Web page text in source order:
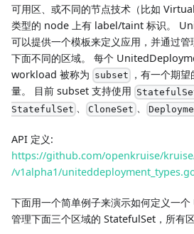
可用区、或不同的节点技术（比如
类型的 node 上有 label/taint 标识。
可以提供一个模板来定义应用，并通过
下面不同的区域。 每个
workload 被称为 subset ，有一个期
量。 目前 subset 支持使用
StatefulSet 、 CloneSet 、
API 定义:
https://github.com/openkruise/
/v1alpha1/
下面用一个简单例子来演示如何定义一
管理下面三个区域的 StatefulSet，所有